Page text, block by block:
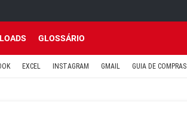
GLOSSÁRIO
EXCEL INSTAGRAM GMAIL GUIA DE COMPRAS